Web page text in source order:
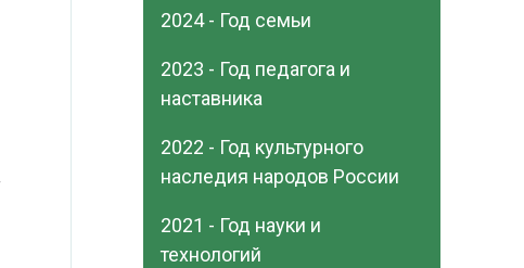
2024 - Год семьи
2023 - Год педагога и
наставника
2022 - Год культурного
наследия народов России
2021 - Год науки и
технологий